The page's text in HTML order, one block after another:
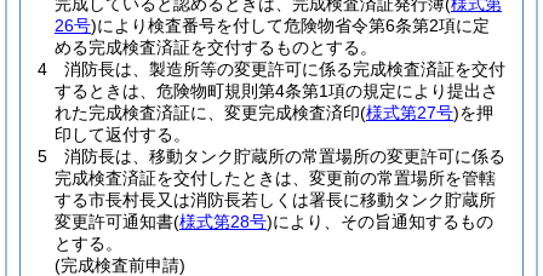
26号)により検査番号を付して危険物省令第6条第2項に定
める完成検査済証を交付するものとする。
4
消防長は、製造所等の変更許可に係る完成検査済証を交付
するときは、危険物町規則第4条第1項の規定により提出さ
れた完成検査済証に、変更完成検査済印(様式第27号)を押
印して返付する。
5
消防長は、移動タンク貯蔵所の常置場所の変更許可に係る
完成検査済証を交付したときは、変更前の常置場所を管轄
する市長村長又は消防長若しくは署長に移動タンク貯蔵所
変更許可通知書(様式第28号)により、その旨通知するもの
とする。
(完成検査前申請)